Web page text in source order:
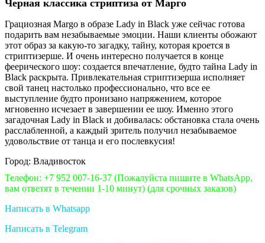
Черная классика стриптиза от Марго
Грациозная Margo в образе Lady in Black уже сейчас готова
подарить вам незабываемые эмоции. Наши клиенты обожают
этот образ за какую-то загадку, тайну, которая кроется в
стриптизерше. И очень интересно получается в конце
феерического шоу: создается впечатление, будто тайна Lady in
Black раскрыта. Привлекательная стриптизерша исполняет
свой танец настолько профессионально, что все ее
выступление будто пронизано напряжением, которое
мгновенно исчезает в завершении ее шоу. Именно этого
загадочная Lady in Black и добивалась: обстановка стала очень
расслабленной, а каждый зритель получил незабываемое
удовольствие от танца и его послевкусия!
Город: Владивосток
Телефон: +7 952 007-16-37 (Пожалуйста пишите в WhatsApp,
вам ответят в течении 1-10 минут) (для срочных заказов)
Написать в Whatsapp
Написать в Telegram